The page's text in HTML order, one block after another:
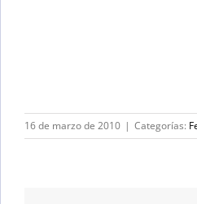
16 de marzo de 2010 | Categorías: